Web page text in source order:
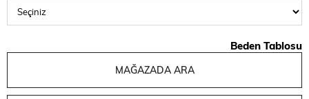
Beden Tablosu
MAĞAZADA ARA